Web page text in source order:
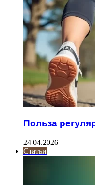
Польза
24.04.2026
Статьи